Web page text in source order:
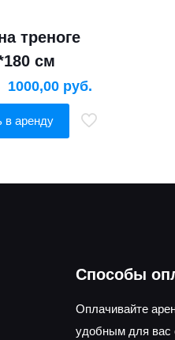
треноге
см
1000,00 руб.
в аренду
Способы
Оплачивайте
удобным для вас